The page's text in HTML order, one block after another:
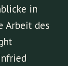
in
Arbeit des